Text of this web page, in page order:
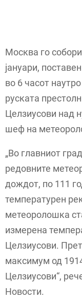
Москва го
јануари,
во 6 часот
руската
Целзиусови над
шеф на
„Во главниот
редовните
дождот, по 111
температурен
метеоролошка
измерена
Целзиусови.
максимум од
Целзиусови“,
Новости.